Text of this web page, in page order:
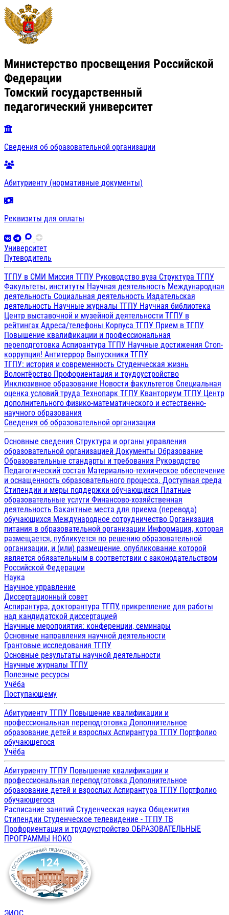
Министерство просвещения Российской
Федерации
Томский государственный
педагогический университет
Сведения об образовательной организации
Абитуриенту (нормативные документы)
Реквизиты для оплаты
Университет
Путеводитель
ТГПУ в СМИ Миссия ТГПУ Руководство вуза Структура ТГПУ
Факультеты, институты Научная деятельность Международная
деятельность Социальная деятельность Издательская
деятельность Научные журналы ТГПУ Научная библиотека
Центр выставочной и музейной деятельности ТГПУ в
рейтингах Адреса/телефоны Корпуса ТГПУ Прием в ТГПУ
Повышение квалификации и профессиональная
переподготовка Аспирантура ТГПУ Научные достижения Стоп-
коррупция! Антитеррор Выпускники ТГПУ
ТГПУ: история и современность Студенческая жизнь
Волонтёрство Профориентация и трудоустройство
Инклюзивное образование Новости факультетов Специальная
оценка условий труда Технопарк ТГПУ Кванториум ТГПУ Центр
дополнительного физико-математического и естественно-
научного образования
Сведения об образовательной организации
Основные сведения Структура и органы управления
образовательной организацией Документы Образование
Образовательные стандарты и требования Руководство
Педагогический состав Материально-техническое обеспечение
и оснащенность образовательного процесса. Доступная среда
Стипендии и меры поддержки обучающихся Платные
образовательные услуги Финансово-хозяйственная
деятельность Вакантные места для приема (перевода)
обучающихся Международное сотрудничество Организация
питания в образовательной организации Информация, которая
размещается, публикуется по решению образовательной
организации, и (или) размещение, опубликование которой
является обязательным в соответствии с законодательством
Российской Федерации
Наука
Научное управление
Диссертационный совет
Аспирантура, докторантура ТГПУ, прикрепление для работы
над кандидатской диссертацией
Научные мероприятия: конференции, семинары
Основные направления научной деятельности
Грантовые исследования ТГПУ
Основные результаты научной деятельности
Научные журналы ТГПУ
Полезные ресурсы
Учёба
Поступающему
Абитуриенту ТГПУ Повышение квалификации и
профессиональная переподготовка Дополнительное
образование детей и взрослых Аспирантура ТГПУ Портфолио
обучающегося
Учёба
Абитуриенту ТГПУ Повышение квалификации и
профессиональная переподготовка Дополнительное
образование детей и взрослых Аспирантура ТГПУ Портфолио
обучающегося
Расписание занятий Студенческая наука Общежития
Стипендии Студенческое телевидение - ТГПУ ТВ
Профориентация и трудоустройство ОБРАЗОВАТЕЛЬНЫЕ
ПРОГРАММЫ НОКО